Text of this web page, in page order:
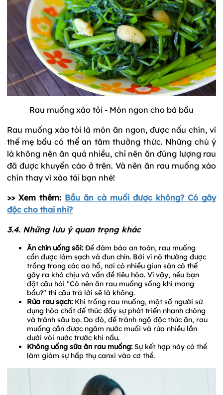
Rau muống xào tỏi - Món ngon cho bà bầu
Rau muống xào tỏi là món ăn ngon, được nấu chín, vì
thế mẹ bầu có thể an tâm thưởng thức. Những chú ý
là không nên ăn quá nhiều, chỉ nên ăn đúng lượng rau
đã được khuyến cáo ở trên. Và nên ăn rau muống xào
chín thay vì xào tái bạn nhé!
>> Xem thêm: Bầu ăn cà muối được không? Có gây
độc cho thai nhi?
3.4. Những lưu ý quan trọng khác
Ăn chín uống sôi: Để đảm bảo an toàn, rau muống
cần được làm sạch và đun chín. Bởi vì nó thường được
trồng trong các ao hồ, nơi có nhiều giun sán có thể
gây ra khó chịu và vấn đề tiêu hóa. Vì vậy, nếu bạn
đặt câu hỏi "Có nên ăn rau muống sống khi mang
bầu?" thì câu trả lời sẽ là không.
Rửa rau sạch: Khi trồng rau muống, một số người sử
dụng hóa chất để thúc đẩy sự phát triển nhanh chóng
và tránh sâu bọ. Do đó, để tránh ngộ độc thức ăn, rau
muống cần được ngâm nước muối và rửa nhiều lần
dưới vòi nước trước khi nấu.
Không uống sữa ăn rau muống: Sự kết hợp này có thể
làm giảm sự hấp thụ canxi vào cơ thể.